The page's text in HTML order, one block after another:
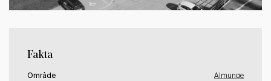
Fakta
Område Almunge